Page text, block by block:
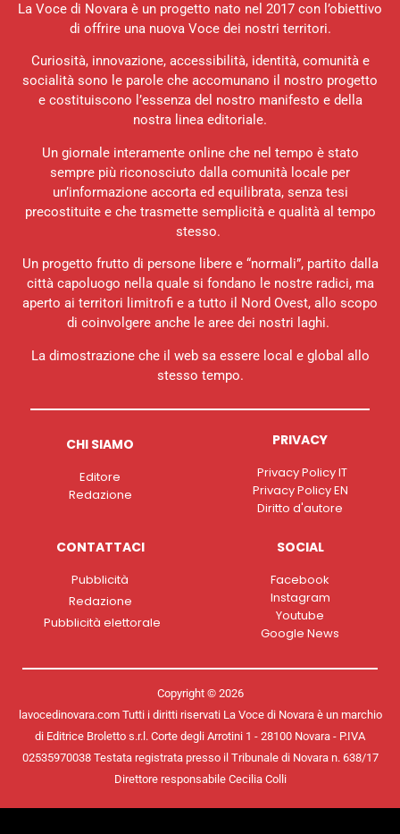
La Voce di Novara è un progetto nato nel 2017 con l’obiettivo
di offrire una nuova Voce dei nostri territori.
Curiosità, innovazione, accessibilità, identità, comunità e
socialità sono le parole che accomunano il nostro progetto
e costituiscono l’essenza del nostro manifesto e della
nostra linea editoriale.
Un giornale interamente online che nel tempo è stato
sempre più riconosciuto dalla comunità locale per
un’informazione accorta ed equilibrata, senza tesi
precostituite e che trasmette semplicità e qualità al tempo
stesso.
Un progetto frutto di persone libere e “normali”, partito dalla
città capoluogo nella quale si fondano le nostre radici, ma
aperto ai territori limitrofi e a tutto il Nord Ovest, allo scopo
di coinvolgere anche le aree dei nostri laghi.
La dimostrazione che il web sa essere local e global allo
stesso tempo.
CHI SIAMO
Editore
Redazione
PRIVACY
Privacy Policy IT
Privacy Policy EN
Diritto d'autore
CONTATTACI
Pubblicità
Redazione
Pubblicità elettorale
SOCIAL
Facebook
Instagram
Youtube
Google News
Copyright © 2026
lavocedinovara.com Tutti i diritti riservati La Voce di Novara è un marchio
di Editrice Broletto s.r.l. Corte degli Arrotini 1 - 28100 Novara - P.IVA
02535970038 Testata registrata presso il Tribunale di Novara n. 638/17
Direttore responsabile Cecilia Colli